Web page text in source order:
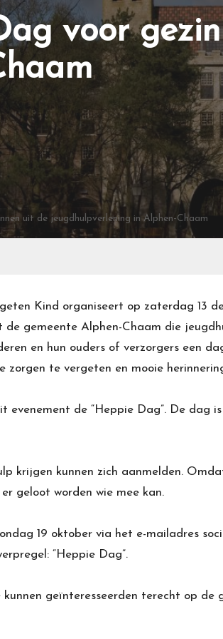
voor
uit de jeugdhulpverlening in Alphen-Chaam
Kind organiseert op zaterdag 13
de gemeente Alphen-Chaam die
en hun ouders of verzorgers een
zorgen te vergeten en mooie
evenement de “Heppie Dag”. De dag
krijgen kunnen zich aanmelden.
geloot worden wie mee kan.
19 oktober via het e-mailadres
“Heppie Dag”.
geïnteresseerden terecht op de